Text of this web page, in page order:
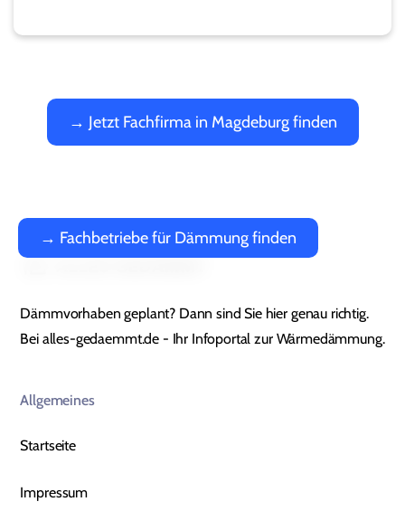
→ Jetzt Fachfirma in Magdeburg finden
→ Fachbetriebe für Dämmung finden
Dämmvorhaben geplant? Dann sind Sie hier genau richtig.
Bei alles-gedaemmt.de - Ihr Infoportal zur Wärmedämmung.
Allgemeines
Startseite
Impressum